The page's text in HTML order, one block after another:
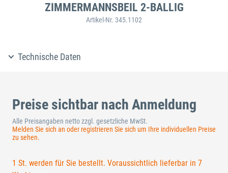
ZIMMERMANNSBEIL 2-BALLIG
Artikel-Nr. 345.1102
Technische Daten
Preise sichtbar nach Anmeldung
Alle Preisangaben netto zzgl. gesetzliche MwSt.
Melden Sie sich an oder registrieren Sie sich um Ihre individuellen Preise
zu sehen.
1 St. werden für Sie bestellt. Voraussichtlich lieferbar in 7